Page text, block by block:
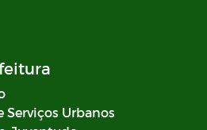
Serviços Urbanos